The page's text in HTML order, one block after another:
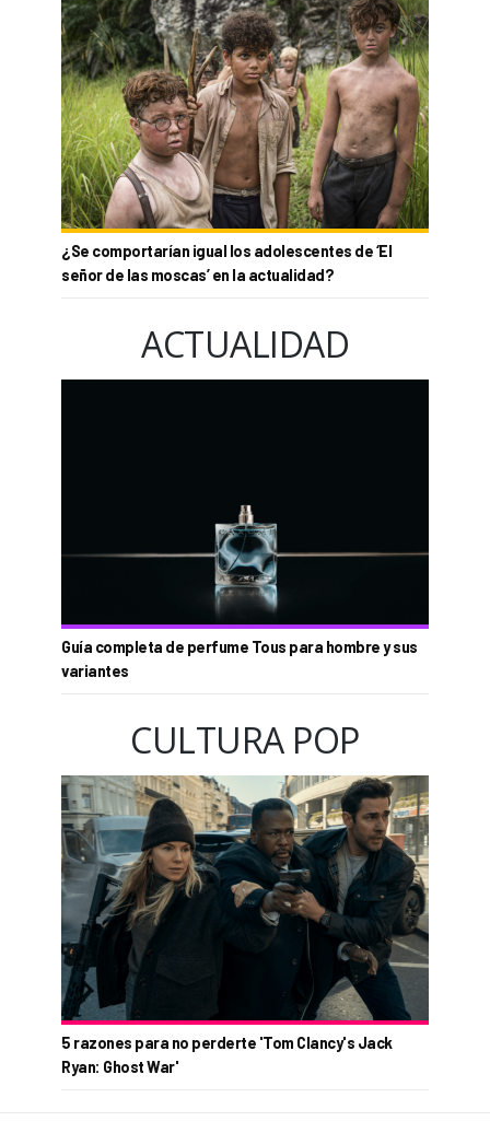
¿Se comportarían igual los adolescentes de ‘El
señor de las moscas’ en la actualidad?
ACTUALIDAD
Guía completa de perfume Tous para hombre y sus
variantes
CULTURA POP
5 razones para no perderte 'Tom Clancy's Jack
Ryan: Ghost War'